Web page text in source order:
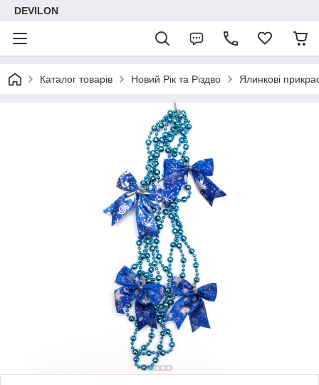
DEVILON
Каталог товарів Новий Рік та Різдво Ялинкові